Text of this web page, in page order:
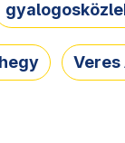
Veres